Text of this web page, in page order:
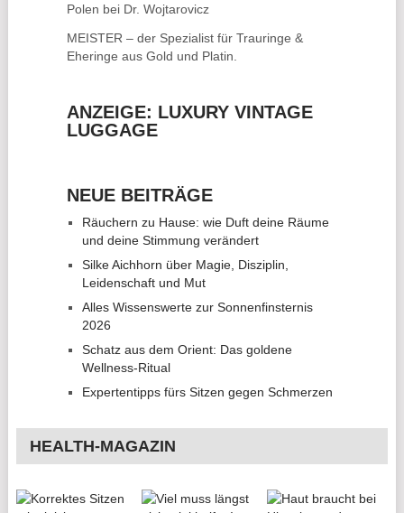
Polen bei Dr. Wojtarovicz
MEISTER – der Spezialist für Trauringe &
Eheringe aus Gold und Platin.
ANZEIGE: LUXURY VINTAGE
LUGGAGE
NEUE BEITRÄGE
Räuchern zu Hause: wie Duft deine Räume
und deine Stimmung verändert
Silke Aichhorn über Magie, Disziplin,
Leidenschaft und Mut
Alles Wissenswerte zur Sonnenfinsternis
2026
Schatz aus dem Orient: Das goldene
Wellness-Ritual
Expertentipps fürs Sitzen gegen Schmerzen
HEALTH-MAGAZIN